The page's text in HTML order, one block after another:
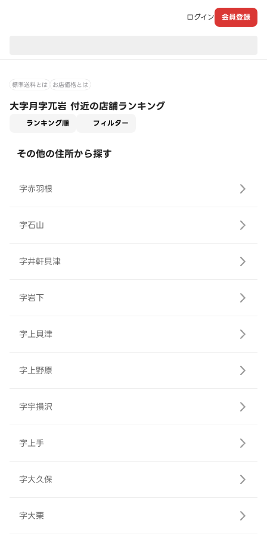
ログイン 会員登録
標準送料とは お店価格とは
大字月字兀岩 付近の店舗ランキング
ランキング順 フィルター
その他の住所から探す
字赤羽根
字石山
字井軒貝津
字岩下
字上貝津
字上野原
字宇損沢
字上手
字大久保
字大栗